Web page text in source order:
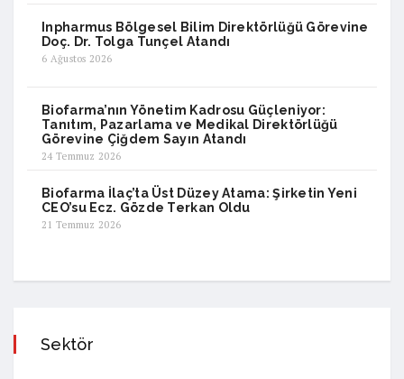
Inpharmus Bölgesel Bilim Direktörlüğü Görevine
Doç. Dr. Tolga Tunçel Atandı
6 Ağustos 2026
Biofarma’nın Yönetim Kadrosu Güçleniyor:
Tanıtım, Pazarlama ve Medikal Direktörlüğü
Görevine Çiğdem Sayın Atandı
24 Temmuz 2026
Biofarma İlaç’ta Üst Düzey Atama: Şirketin Yeni
CEO’su Ecz. Gözde Terkan Oldu
21 Temmuz 2026
Sektör